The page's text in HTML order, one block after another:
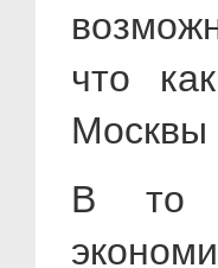
что
Москвы
В то